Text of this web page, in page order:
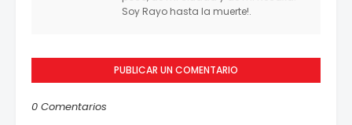
Soy Rayo hasta la muerte!.
PUBLICAR UN COMENTARIO
0 Comentarios